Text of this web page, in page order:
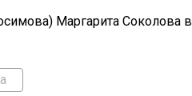
Маргарита Соколова в